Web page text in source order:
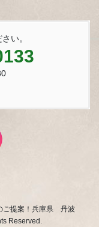
い。
ご提案！兵庫県 丹波
Reserved.